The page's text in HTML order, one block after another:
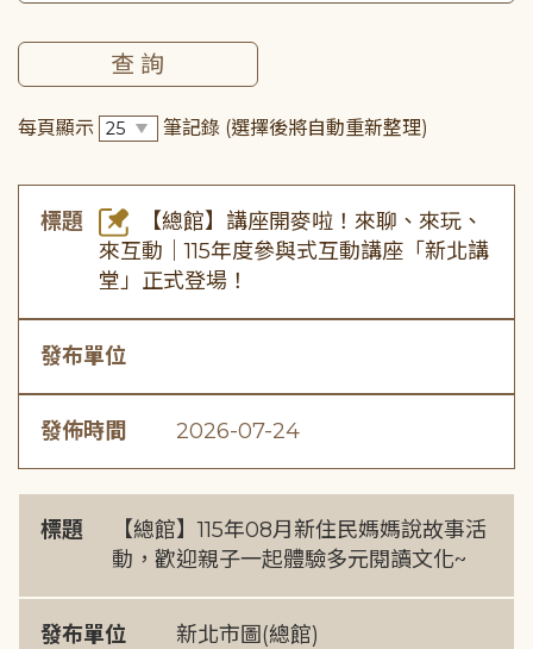
每頁顯示 筆記錄 (選擇後將自動重新整理)
標題
【總館】講座開麥啦！來聊、來玩、
來互動｜115年度參與式互動講座「新北講
堂」正式登場！
發布單位
發佈時間 2026-07-24
標題
【總館】115年08月新住民媽媽說故事活
動，歡迎親子一起體驗多元閱讀文化~
發布單位 新北市圖(總館)